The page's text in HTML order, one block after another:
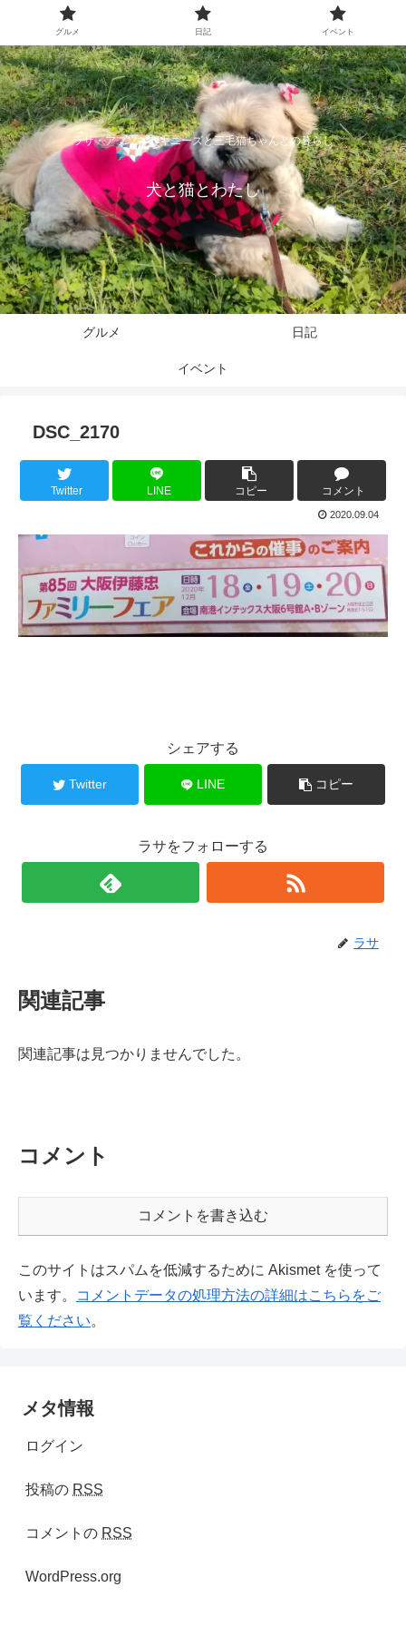
ラサ・アプソとペキニーズと三毛猫ちゃんとの暮らし
犬と猫とわたし
グルメ 日記
イベント
DSC_2170
Twitter LINE コピー コメント
2020.09.04
シェアする
Twitter LINE コピー
ラサをフォローする
ラサ
関連記事
関連記事は見つかりませんでした。
コメント
コメントを書き込む
このサイトはスパムを低減するために Akismet を使って
います。
コメントデータの処理方法の詳細はこちらをご
覧ください。
メタ情報
ログイン
投稿の RSS
コメントの RSS
WordPress.org
グルメ 日記 イベント